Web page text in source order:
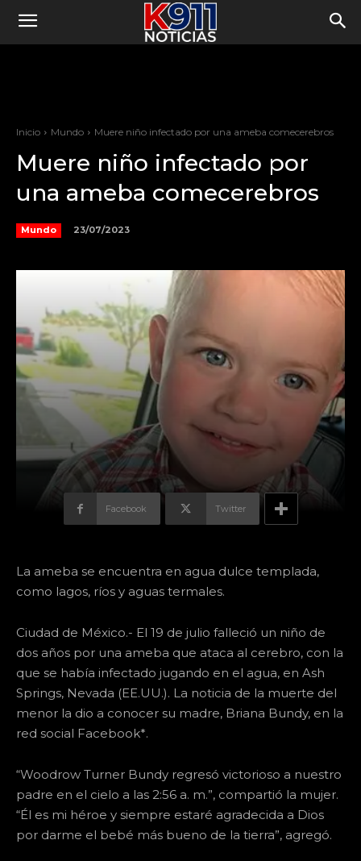
Inicio Mundo Muere niño infectado por una ameba comecerebros
Muere niño infectado por
una ameba comecerebros
Mundo 23/07/2023
Facebook Twitter
La ameba se encuentra en agua dulce templada,
como lagos, ríos y aguas termales.
Ciudad de México.- El 19 de julio falleció un niño de
dos años por una ameba que ataca al cerebro, con la
que se había infectado jugando en el agua, en Ash
Springs, Nevada (EE.UU.). La noticia de la muerte del
menor la dio a conocer su madre, Briana Bundy, en la
red social Facebook*.
“Woodrow Turner Bundy regresó victorioso a nuestro
padre en el cielo a las 2:56 a. m.”, compartió la mujer.
“Él es mi héroe y siempre estaré agradecida a Dios
por darme el bebé más bueno de la tierra”, agregó.